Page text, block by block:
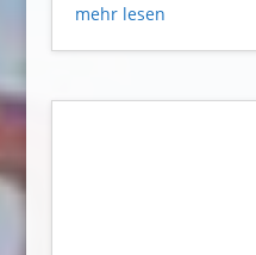
mehr lesen